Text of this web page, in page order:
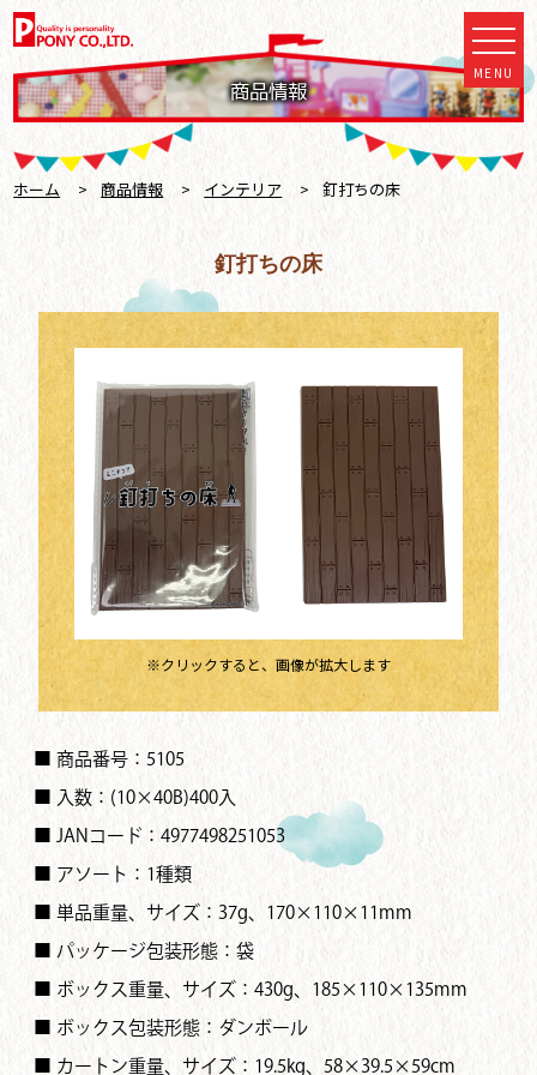
商品情報
MENU
ホーム > 商品情報 > インテリア > 釘打ちの床
釘打ちの床
※クリックすると、画像が拡大します
■ 商品番号：5105
■ 入数：(10×40B)400入
■ JANコード：4977498251053
■ アソート：1種類
■ 単品重量、サイズ：37g、170×110×11mm
■ パッケージ包装形態：袋
■ ボックス重量、サイズ：430g、185×110×135mm
■ ボックス包装形態：ダンボール
■ カートン重量、サイズ：19.5kg、58×39.5×59cm